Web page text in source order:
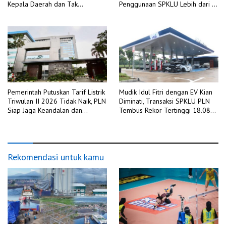
Kepala Daerah dan Tak
Penggunaan SPKLU Lebih dari 4
Pemerintah Putuskan Tarif Listrik
Triwulan II 2026 Tidak Naik, PLN
Siap Jaga Keandalan dan
Mudik Idul Fitri dengan EV Kian
Diminati, Transaksi SPKLU PLN
Tembus Rekor Tertinggi 18.088
Rekomendasi untuk kamu